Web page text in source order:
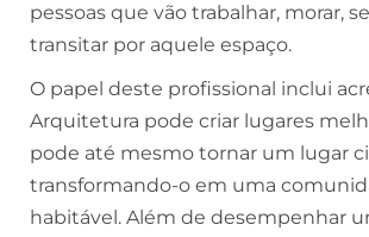
pessoas que vão trabalhar, morar,
transitar por aquele espaço.
O papel deste profissional inclui
Arquitetura pode criar lugares
pode até mesmo tornar um lugar
transformando-o em uma
habitável. Além de desempenhar